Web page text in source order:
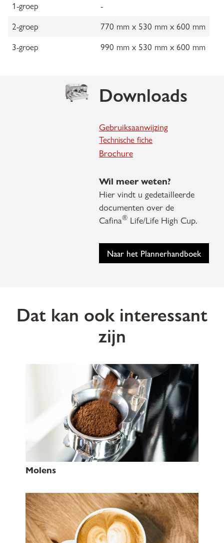
1-groep -
2-groep 770 mm x 530 mm x 600 mm
3-groep 990 mm x 530 mm x 600 mm
Downloads
Gebruiksaanwijzing
Technische fiche
Brochure
Wil meer weten?
Hier vindt u gedetailleerde
documenten over de
Cafina® Life/Life High Cup.
Naar het Plannerhandboek
Dat kan ook interessant
zijn
Molens